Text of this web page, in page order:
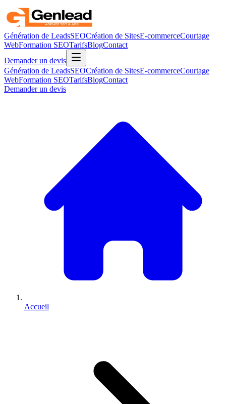
Génération de LeadsSEOCréation de SitesE-commerceCourtage
WebFormation SEOTarifsBlogContact
Demander un devis
Génération de LeadsSEOCréation de SitesE-commerceCourtage
WebFormation SEOTarifsBlogContact
Demander un devis
Accueil